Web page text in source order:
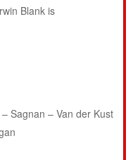
Blank is
Sagnan – Van der Kust